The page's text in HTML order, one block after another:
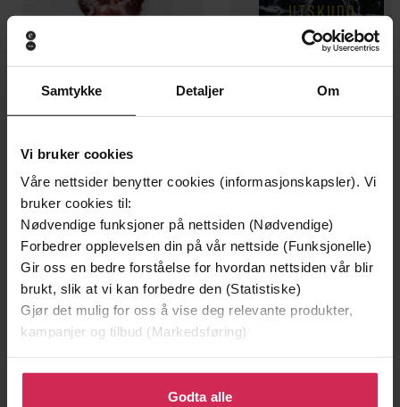
Samtykke Detaljer Om
Vi bruker cookies
Våre nettsider benytter cookies (informasjonskapsler). Vi
bruker cookies til:
Nødvendige funksjoner på nettsiden (Nødvendige)
Forbedrer opplevelsen din på vår nettside (Funksjonelle)
Gir oss en bedre forståelse for hvordan nettsiden vår blir
brukt, slik at vi kan forbedre den (Statistiske)
Gjør det mulig for oss å vise deg relevante produkter,
kampanjer og tilbud (Markedsføring)
Klikk på «Godta alle» for å gi oss ditt samtykke til å
bruke cookies for alle disse formålene. Du kan også
Godta alle
199,-
Jo Nesbø
EBOK
Jørn Lier Horst
Forfattere Verena Hutter(forfatter), Eric Hinkley
(illustratør)